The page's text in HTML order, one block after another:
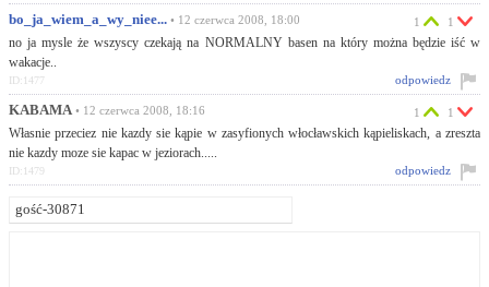
bo_ja_wiem_a_wy_niee... • 12 czerwca 2008, 18:00
no ja mysle że wszyscy czekają na NORMALNY basen na który można będzie iść w
wakacje..
1 1
odpowiedz
ID:1477
KABAMA • 12 czerwca 2008, 18:16
Własnie przeciez nie kazdy sie kąpie w zasyfionych włocławskich kąpieliskach, a zreszta
nie kazdy moze sie kapac w jeziorach.....
1 1
odpowiedz
ID:1479